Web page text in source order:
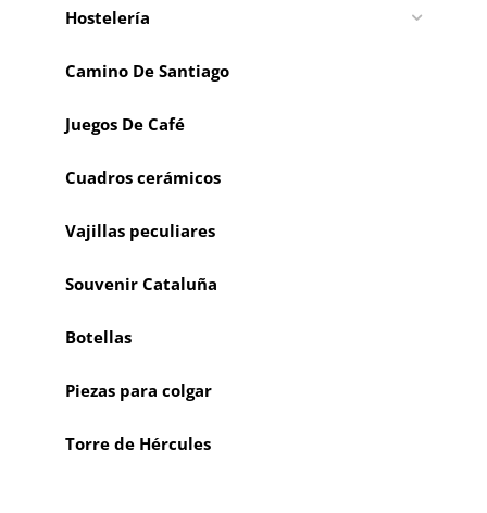
Hostelería
Camino De Santiago
Juegos De Café
Cuadros cerámicos
Vajillas peculiares
Souvenir Cataluña
Botellas
Piezas para colgar
Torre de Hércules